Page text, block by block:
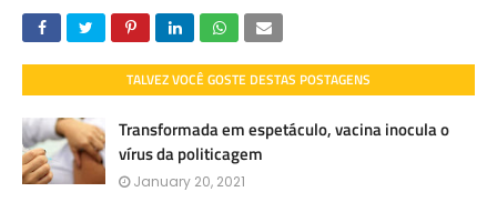
TALVEZ VOCÊ GOSTE DESTAS POSTAGENS
Transformada em espetáculo, vacina inocula o
vírus da politicagem
January 20, 2021